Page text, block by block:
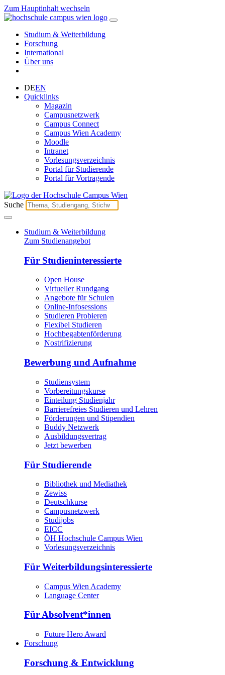
Zum Hauptinhalt wechseln
Studium & Weiterbildung
Forschung
International
Über uns
DEEN
Quicklinks
Magazin
Campusnetzwerk
Campus Connect
Campus Wien Academy
Moodle
Intranet
Vorlesungsverzeichnis
Portal für Studierende
Portal für Vortragende
Suche
Studium & Weiterbildung
Zum Studienangebot
Für Studieninteressierte
Open House
Virtueller Rundgang
Angebote für Schulen
Online-Infosessions
Studieren Probieren
Flexibel Studieren
Hochbegabtenförderung
Nostrifizierung
Bewerbung und Aufnahme
Studiensystem
Vorbereitungskurse
Einteilung Studienjahr
Barrierefreies Studieren und Lehren
Förderungen und Stipendien
Buddy Netzwerk
Ausbildungsvertrag
Jetzt bewerben
Für Studierende
Bibliothek und Mediathek
Zewiss
Deutschkurse
Campusnetzwerk
Studijobs
EICC
ÖH Hochschule Campus Wien
Vorlesungsverzeichnis
Für Weiterbildungsinteressierte
Campus Wien Academy
Language Center
Für Absolvent*innen
Future Hero Award
Forschung
Forschung & Entwicklung